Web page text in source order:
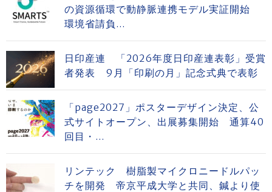
の資源循環で動静脈連携モデル実証開始
環境省請負...
日印産連 「2026年度日印産連表彰」受賞
者発表 9月「印刷の月」記念式典で表彰
「page2027」ポスターデザイン決定、公
式サイトオープン、出展募集開始 通算40
回目・...
リンテック 樹脂製マイクロニードルパッ
チを開発 帝京平成大学と共同、鍼より使